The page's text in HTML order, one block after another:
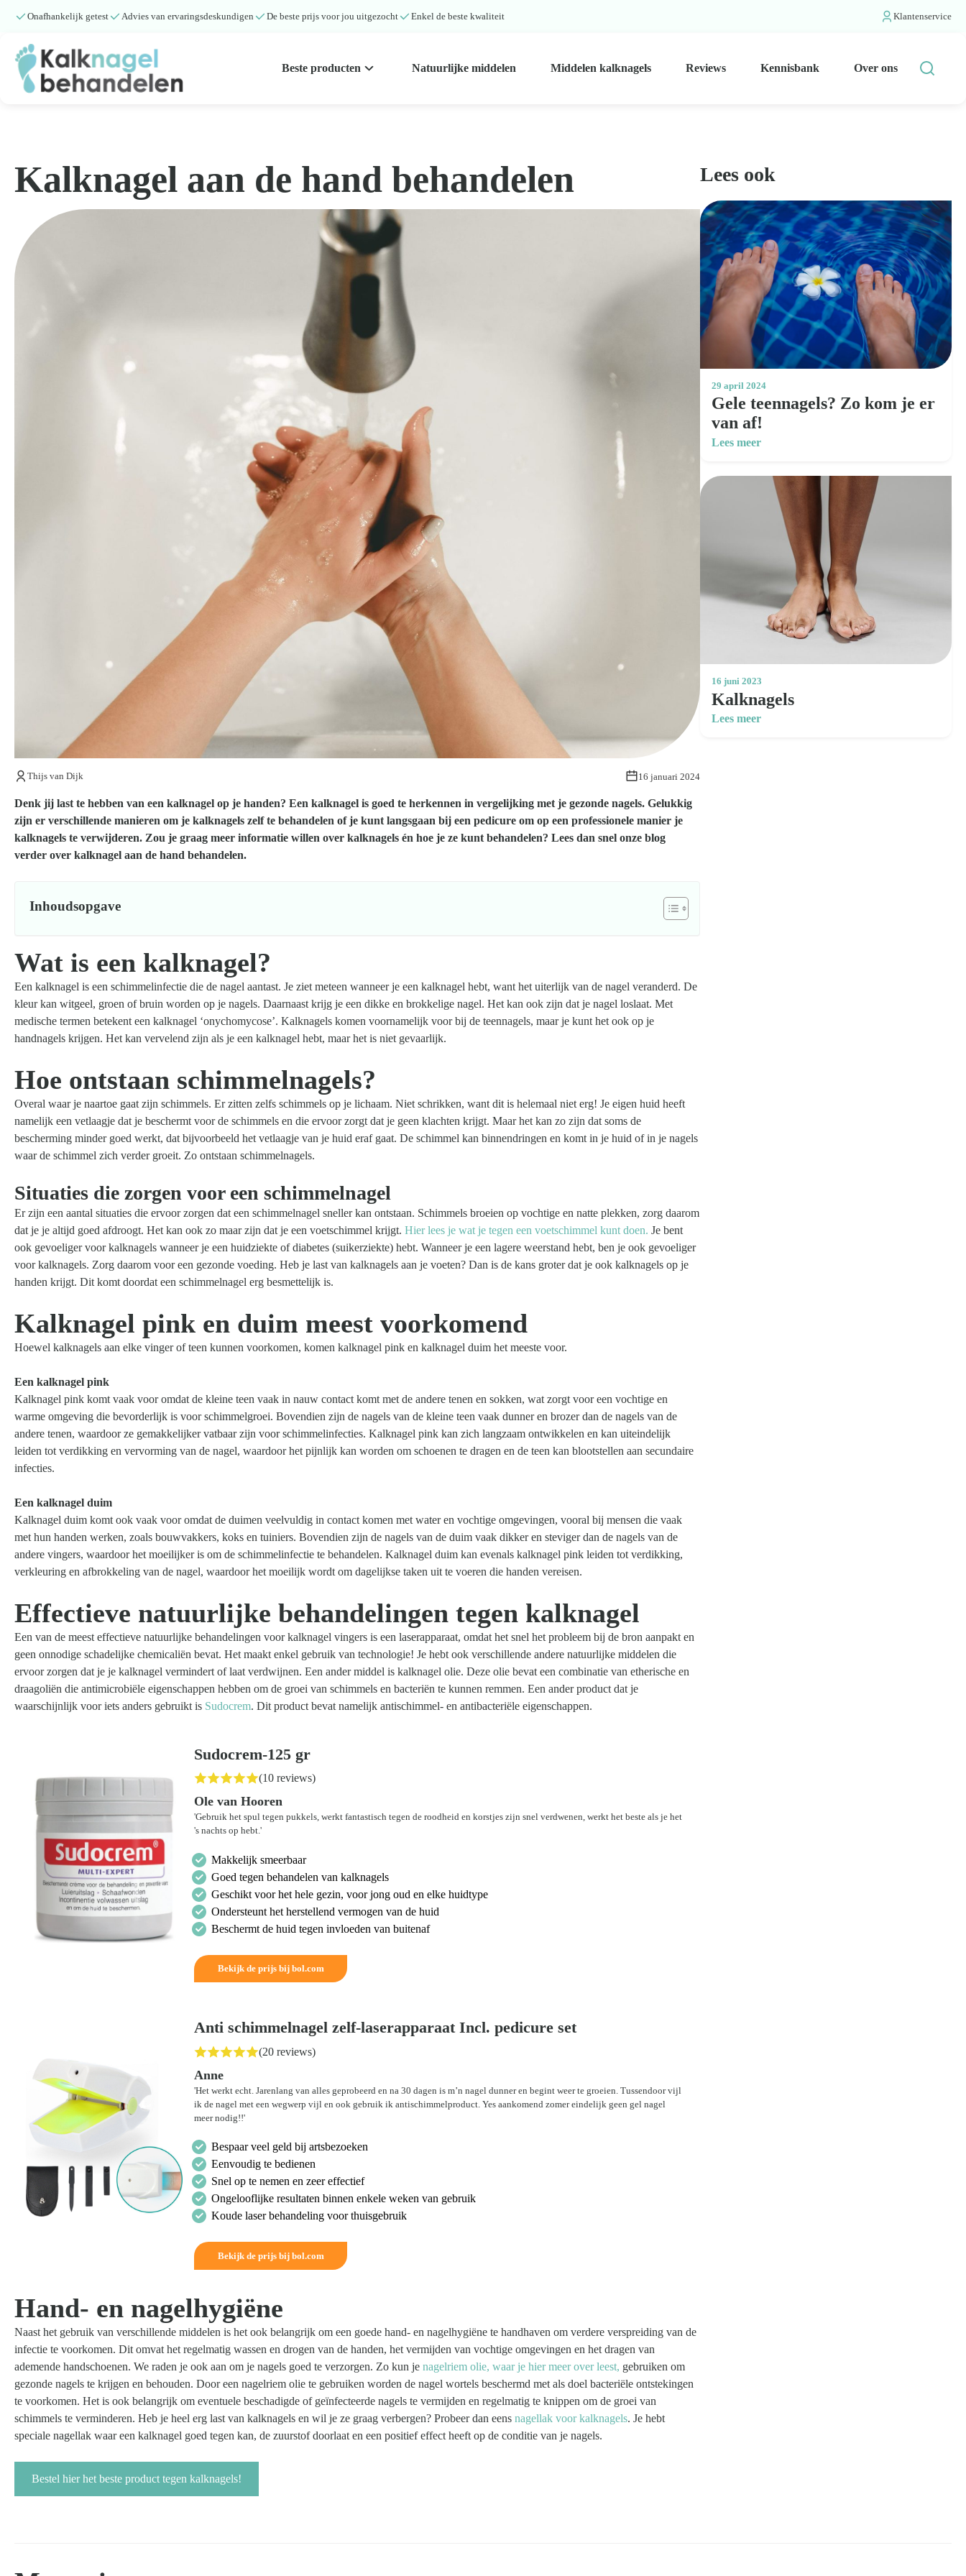
Onafhankelijk getest Advies van ervaringsdeskundigen De beste prijs voor jou uitgezocht Enkel de beste kwaliteit Klantenservice
Beste producten Natuurlijke middelen Middelen kalknagels Reviews Kennisbank Over ons
Zoeken
naar:
Natuurlijke middelen
Middelen kalknagels
Reviews
Kom van je kalknagels af
Kalknagel aan de hand behandelen
Thijs van Dijk 16 januari 2024
Denk jij last te hebben van een kalknagel op je handen? Een kalknagel is goed te herkennen in vergelijking met je gezonde nagels. Gelukkig
zijn er verschillende manieren om je kalknagels zelf te behandelen of je kunt langsgaan bij een pedicure om op een professionele manier je
kalknagels te verwijderen. Zou je graag meer informatie willen over kalknagels én hoe je ze kunt behandelen? Lees dan snel onze blog
verder over kalknagel aan de hand behandelen.
Inhoudsopgave
Wat is een kalknagel?
Een kalknagel is een schimmelinfectie die de nagel aantast. Je ziet meteen wanneer je een kalknagel hebt, want het uiterlijk van de nagel veranderd. De
kleur kan witgeel, groen of bruin worden op je nagels. Daarnaast krijg je een dikke en brokkelige nagel. Het kan ook zijn dat je nagel loslaat. Met
medische termen betekent een kalknagel ‘onychomycose’. Kalknagels komen voornamelijk voor bij de teennagels, maar je kunt het ook op je
handnagels krijgen. Het kan vervelend zijn als je een kalknagel hebt, maar het is niet gevaarlijk.
Hoe ontstaan schimmelnagels?
Overal waar je naartoe gaat zijn schimmels. Er zitten zelfs schimmels op je lichaam. Niet schrikken, want dit is helemaal niet erg! Je eigen huid heeft
namelijk een vetlaagje dat je beschermt voor de schimmels en die ervoor zorgt dat je geen klachten krijgt. Maar het kan zo zijn dat soms de
bescherming minder goed werkt, dat bijvoorbeeld het vetlaagje van je huid eraf gaat. De schimmel kan binnendringen en komt in je huid of in je nagels
waar de schimmel zich verder groeit. Zo ontstaan schimmelnagels.
Situaties die zorgen voor een schimmelnagel
Er zijn een aantal situaties die ervoor zorgen dat een schimmelnagel sneller kan ontstaan. Schimmels broeien op vochtige en natte plekken, zorg daarom
dat je je altijd goed afdroogt. Het kan ook zo maar zijn dat je een voetschimmel krijgt. Hier lees je wat je tegen een voetschimmel kunt doen. Je bent
ook gevoeliger voor kalknagels wanneer je een huidziekte of diabetes (suikerziekte) hebt. Wanneer je een lagere weerstand hebt, ben je ook gevoeliger
voor kalknagels. Zorg daarom voor een gezonde voeding. Heb je last van kalknagels aan je voeten? Dan is de kans groter dat je ook kalknagels op je
handen krijgt. Dit komt doordat een schimmelnagel erg besmettelijk is.
Kalknagel pink en duim meest voorkomend
Hoewel kalknagels aan elke vinger of teen kunnen voorkomen, komen kalknagel pink en kalknagel duim het meeste voor.
Een kalknagel pink
Kalknagel pink komt vaak voor omdat de kleine teen vaak in nauw contact komt met de andere tenen en sokken, wat zorgt voor een vochtige en
warme omgeving die bevorderlijk is voor schimmelgroei. Bovendien zijn de nagels van de kleine teen vaak dunner en brozer dan de nagels van de
andere tenen, waardoor ze gemakkelijker vatbaar zijn voor schimmelinfecties. Kalknagel pink kan zich langzaam ontwikkelen en kan uiteindelijk
leiden tot verdikking en vervorming van de nagel, waardoor het pijnlijk kan worden om schoenen te dragen en de teen kan blootstellen aan secundaire
infecties.
Een kalknagel duim
Kalknagel duim komt ook vaak voor omdat de duimen veelvuldig in contact komen met water en vochtige omgevingen, vooral bij mensen die vaak
met hun handen werken, zoals bouwvakkers, koks en tuiniers. Bovendien zijn de nagels van de duim vaak dikker en steviger dan de nagels van de
andere vingers, waardoor het moeilijker is om de schimmelinfectie te behandelen. Kalknagel duim kan evenals kalknagel pink leiden tot verdikking,
verkleuring en afbrokkeling van de nagel, waardoor het moeilijk wordt om dagelijkse taken uit te voeren die handen vereisen.
Effectieve natuurlijke behandelingen tegen kalknagel
Een van de meest effectieve natuurlijke behandelingen voor kalknagel vingers is een laserapparaat, omdat het snel het probleem bij de bron aanpakt en
geen onnodige schadelijke chemicaliën bevat. Het maakt enkel gebruik van technologie! Je hebt ook verschillende andere natuurlijke middelen die
ervoor zorgen dat je je kalknagel vermindert of laat verdwijnen. Een ander middel is kalknagel olie. Deze olie bevat een combinatie van etherische en
draagoliën die antimicrobiële eigenschappen hebben om de groei van schimmels en bacteriën te kunnen remmen. Een ander product dat je
waarschijnlijk voor iets anders gebruikt is Sudocrem. Dit product bevat namelijk antischimmel- en antibacteriële eigenschappen.
Sudocrem-125 gr
(10 reviews)
Ole van Hooren
'Gebruik het spul tegen pukkels, werkt fantastisch tegen de roodheid en korstjes zijn snel verdwenen, werkt het beste als je het
's nachts op hebt.'
Makkelijk smeerbaar
Goed tegen behandelen van kalknagels
Geschikt voor het hele gezin, voor jong oud en elke huidtype
Ondersteunt het herstellend vermogen van de huid
Beschermt de huid tegen invloeden van buitenaf
Bekijk de prijs bij bol.com
Anti schimmelnagel zelf-laserapparaat Incl. pedicure set
(20 reviews)
Anne
'Het werkt echt. Jarenlang van alles geprobeerd en na 30 dagen is m’n nagel dunner en begint weer te groeien. Tussendoor vijl
ik de nagel met een wegwerp vijl en ook gebruik ik antischimmelproduct. Yes aankomend zomer eindelijk geen gel nagel
meer nodig!!'
Bespaar veel geld bij artsbezoeken
Eenvoudig te bedienen
Snel op te nemen en zeer effectief
Ongelooflijke resultaten binnen enkele weken van gebruik
Koude laser behandeling voor thuisgebruik
Bekijk de prijs bij bol.com
Hand- en nagelhygiëne
Naast het gebruik van verschillende middelen is het ook belangrijk om een goede hand- en nagelhygiëne te handhaven om verdere verspreiding van de
infectie te voorkomen. Dit omvat het regelmatig wassen en drogen van de handen, het vermijden van vochtige omgevingen en het dragen van
ademende handschoenen. We raden je ook aan om je nagels goed te verzorgen. Zo kun je nagelriem olie, waar je hier meer over leest, gebruiken om
gezonde nagels te krijgen en behouden. Door een nagelriem olie te gebruiken worden de nagel wortels beschermd met als doel bacteriële ontstekingen
te voorkomen. Het is ook belangrijk om eventuele beschadigde of geïnfecteerde nagels te vermijden en regelmatig te knippen om de groei van
schimmels te verminderen. Heb je heel erg last van kalknagels en wil je ze graag verbergen? Probeer dan eens nagellak voor kalknagels. Je hebt
speciale nagellak waar een kalknagel goed tegen kan, de zuurstof doorlaat en een positief effect heeft op de conditie van je nagels.
Bestel hier het beste product tegen kalknagels!
Lees ook
29 april 2024
Gele teennagels? Zo kom je er
van af!
Lees meer
16 juni 2023
Kalknagels
Lees meer